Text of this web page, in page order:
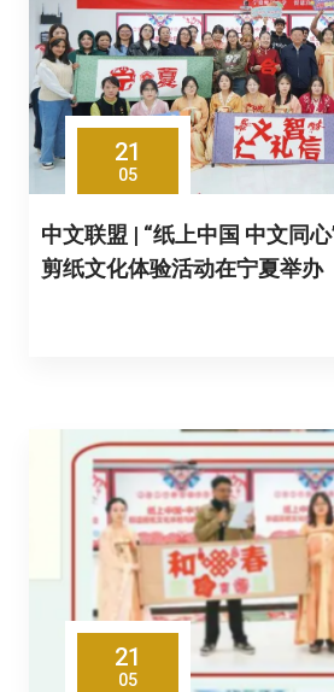
21
05
中文联盟 | “纸上中国 中文同
剪纸文化体验活动在宁夏举办
21
05